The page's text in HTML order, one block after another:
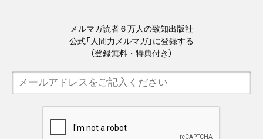
メルマガ読者６万人の致知出版社
公式「人間力メルマガ」に登録する
（登録無料・特典付き）